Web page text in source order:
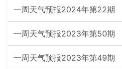
一周天气预报2024年第22期
一周天气预报2023年第50期
一周天气预报2023年第49期